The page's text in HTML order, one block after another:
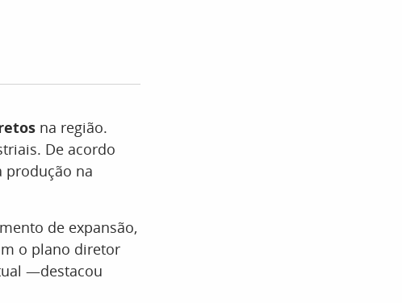
na região.
De acordo
produção na
de expansão,
o plano diretor
—destacou